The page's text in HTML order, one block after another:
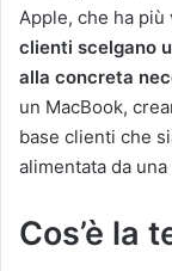
Apple, che ha
clienti scelgano
alla concreta
un MacBook,
base clienti che
alimentata da
Cos’è la